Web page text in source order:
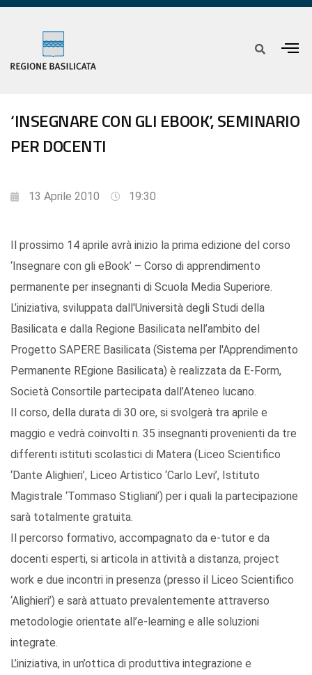
‘INSEGNARE CON GLI EBOOK’, SEMINARIO
PER DOCENTI
13 Aprile 2010 19:30
Il prossimo 14 aprile avrà inizio la prima edizione del corso
‘Insegnare con gli eBook’ – Corso di apprendimento
permanente per insegnanti di Scuola Media Superiore.
L’iniziativa, sviluppata dall'Università degli Studi della
Basilicata e dalla Regione Basilicata nell’ambito del
Progetto SAPERE Basilicata (Sistema per l'Apprendimento
Permanente REgione Basilicata) è realizzata da E-Form,
Società Consortile partecipata dall’Ateneo lucano.
Il corso, della durata di 30 ore, si svolgerà tra aprile e
maggio e vedrà coinvolti n. 35 insegnanti provenienti da tre
differenti istituti scolastici di Matera (Liceo Scientifico
‘Dante Alighieri’, Liceo Artistico ‘Carlo Levi’, Istituto
Magistrale ‘Tommaso Stigliani’) per i quali la partecipazione
sarà totalmente gratuita.
Il percorso formativo, accompagnato da e-tutor e da
docenti esperti, si articola in attività a distanza, project
work e due incontri in presenza (presso il Liceo Scientifico
‘Alighieri’) e sarà attuato prevalentemente attraverso
metodologie orientate all’e-learning e alle soluzioni
integrate.
L’iniziativa, in un’ottica di produttiva integrazione e